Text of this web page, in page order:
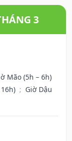
3
Mão (5h – 6h)
; Giờ Dậu